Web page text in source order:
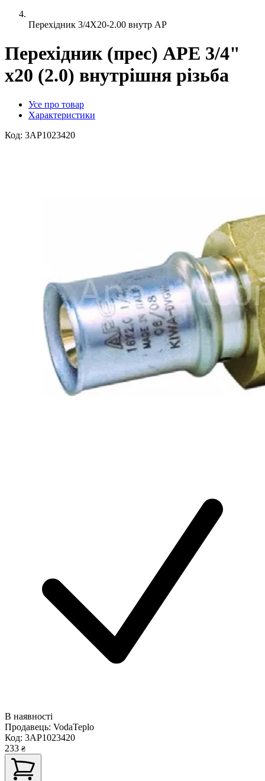
Перехідник 3/4X20-2.00 внутр AP
Перехідник (прес) APE 3/4"
х20 (2.0) внутрішня різьба
Усе про товар
Характеристики
Код: 3AP1023420
В наявності
Продавець: VodaTeplo
Код: 3AP1023420
233 ₴